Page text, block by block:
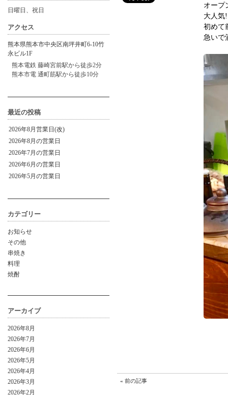
日曜日、祝日
アクセス
熊本県熊本市中央区南坪井町6-10竹
永ビル1F
熊本電鉄 藤崎宮前駅から徒歩2分
熊本市電 通町筋駅から徒歩10分
最近の投稿
2026年8月営業日(改)
2026年8月の営業日
2026年7月の営業日
2026年6月の営業日
2026年5月の営業日
カテゴリー
お知らせ
その他
串焼き
料理
焼酎
アーカイブ
2026年8月
2026年7月
2026年6月
2026年5月
2026年4月
2026年3月
2026年2月
オープ
大人気
初めて
急いで
« 前の記事